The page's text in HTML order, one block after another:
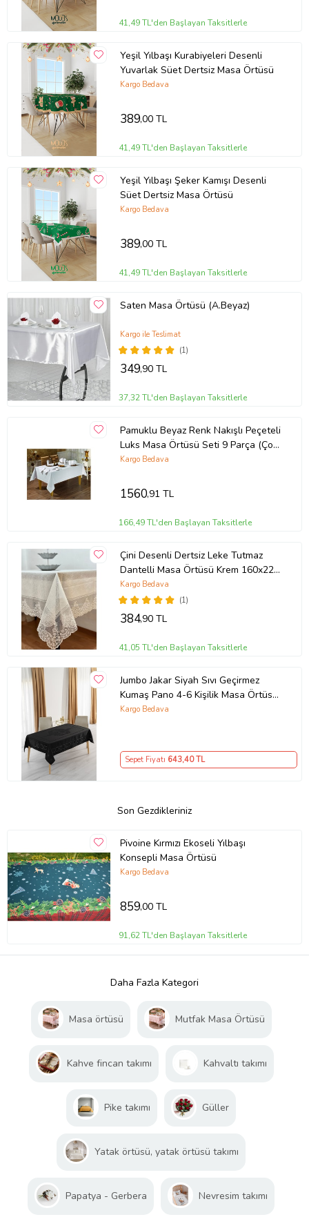
41,49 TL'den Başlayan Taksitlerle
Yeşil Yılbaşı Kurabiyeleri Desenli
Yuvarlak Süet Dertsiz Masa Örtüsü
Kargo Bedava
389,00 TL
41,49 TL'den Başlayan Taksitlerle
Yeşil Yılbaşı Şeker Kamışı Desenli
Süet Dertsiz Masa Örtüsü
Kargo Bedava
389,00 TL
41,49 TL'den Başlayan Taksitlerle
Saten Masa Örtüsü (A.Beyaz)
(1)
Kargo ile Teslimat
349,90 TL
37,32 TL'den Başlayan Taksitlerle
Pamuklu Beyaz Renk Nakışlı Peçeteli
Luks Masa Örtüsü Seti 9 Parça (Çok
Renkli)
Kargo Bedava
1560,91 TL
166,49 TL'den Başlayan Taksitlerle
Çini Desenli Dertsiz Leke Tutmaz
Dantelli Masa Örtüsü Krem 160x220
Cm
(1)
Kargo Bedava
384,90 TL
41,05 TL'den Başlayan Taksitlerle
Jumbo Jakar Siyah Sıvı Geçirmez
Kumaş Pano 4-6 Kişilik Masa Örtüsü
(140x180)
Kargo Bedava
Sepet Fiyatı 643,40 TL
Son Gezdikleriniz
Pivoine Kırmızı Ekoseli Yılbaşı
Konsepli Masa Örtüsü
Kargo Bedava
859,00 TL
91,62 TL'den Başlayan Taksitlerle
Daha Fazla Kategori
Masa örtüsü Mutfak Masa Örtüsü
Kahve fincan takımı Kahvaltı takımı
Pike takımı Güller
Yatak örtüsü, yatak örtüsü takımı
Papatya - Gerbera Nevresim takımı